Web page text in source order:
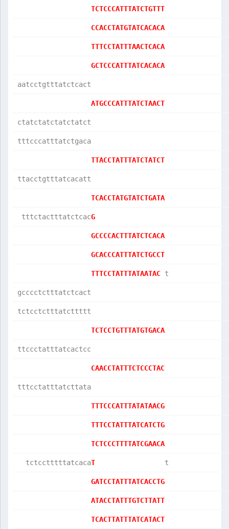
TCTCCCATTTATCTGTTT
CCACCTATGTATCACACA
TTTCCTATTTAACTCACA
GCTCCCATTTATCACACA
aatcctgtttatctcact
ATGCCCATTTATCTAACT
ctatctatctatctatct
tttcccatttatctgaca
TTACCTATTTATCTATCT
ttacctgtttatcacatt
TCACCTATGTATCTGATA
tttctactttatctcacG
GCCCCACTTTATCTCACA
GCACCCATTTATCTGCCT
TTTCCTATTTATAATAC
gcccctctttatctcact
tctcctctttatcttttt
TCTCCTGTTTATGTGACA
ttccctatttatcactcc
CAACCTATTTCTCCCTAC
tttcctatttatcttata
TTTCCCATTTATATAACG
TTTCCTATTTATCATCTG
TCTCCCTTTTATCGAACA
  tctcctttttatcaca
T
GATCCTATTTATCACCTG
ATACCTATTTGTCTTATT
TCACTTATTTATCATACT